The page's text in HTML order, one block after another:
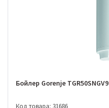
Бойлер Gorenje TGR50SNGV9
Код товара: 31686